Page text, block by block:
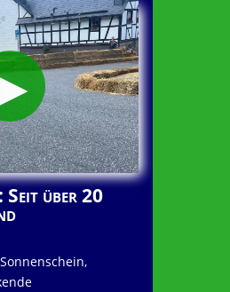
Presseberichte,
Seit über 20